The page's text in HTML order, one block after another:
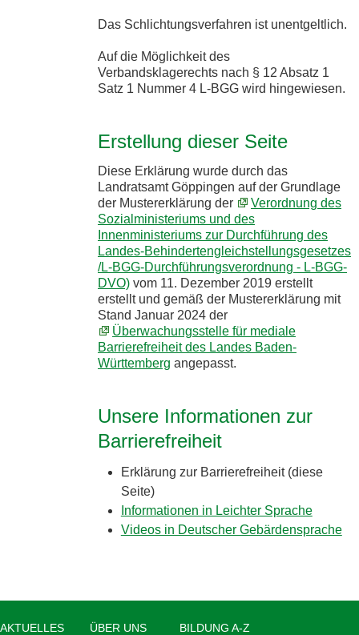
Das Schlichtungsverfahren ist unentgeltlich.
Auf die Möglichkeit des
Verbandsklagerechts nach § 12 Absatz 1
Satz 1 Nummer 4 L-BGG wird hingewiesen.
Erstellung dieser Seite
Diese Erklärung wurde durch das
Landratsamt Göppingen auf der Grundlage
der Mustererklärung der
Verordnung des
Sozialministeriums und des
Innenministeriums zur Durchführung des
Landes-Behindertengleichstellungsgesetzes
/L-BGG-Durchführungsverordnung - L-BGG-
DVO) vom 11. Dezember 2019 erstellt
erstellt und gemäß der Mustererklärung mit
Stand Januar 2024 der
Überwachungsstelle für mediale
Barrierefreiheit des Landes Baden-
Württemberg angepasst.
Unsere Informationen zur
Barrierefreiheit
Erklärung zur Barrierefreiheit (diese
Seite)
Informationen in Leichter Sprache
Videos in Deutscher Gebärdensprache
AKTUELLES
ÜBER UNS
BILDUNG A-Z